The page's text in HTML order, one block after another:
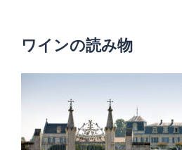
ワインの読み物